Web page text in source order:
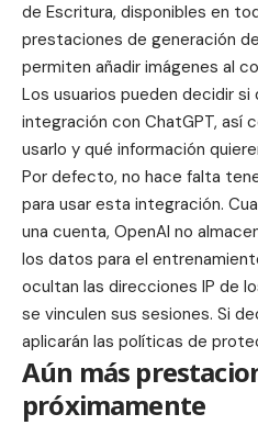
de Escritura, disponibles en
prestaciones de generación
permiten añadir imágenes al
Los usuarios pueden decidir si
integración con ChatGPT, así
usarlo y qué información
Por defecto, no hace falta
para usar esta integración.
una cuenta, OpenAI no
los datos para el
ocultan las direcciones IP de
se vinculen sus sesiones. Si
aplicarán las políticas de
Aún más
próximamente